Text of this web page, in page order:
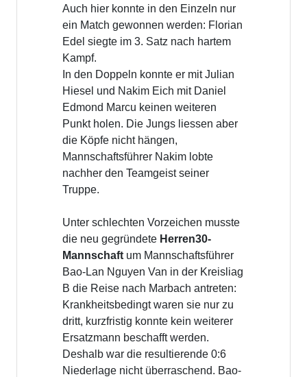
Auch hier konnte in den Einzeln nur
ein Match gewonnen werden: Florian
Edel siegte im 3. Satz nach hartem
Kampf.
In den Doppeln konnte er mit Julian
Hiesel und Nakim Eich mit Daniel
Edmond Marcu keinen weiteren
Punkt holen. Die Jungs liessen aber
die Köpfe nicht hängen,
Mannschaftsführer Nakim lobte
nachher den Teamgeist seiner
Truppe.
Unter schlechten Vorzeichen musste
die neu gegründete Herren30-
Mannschaftum Mannschaftsführer
Bao-Lan Nguyen Van in der Kreisliag
B die Reise nach Marbach antreten:
Krankheitsbedingt waren sie nur zu
dritt, kurzfristig konnte kein weiterer
Ersatzmann beschafft werden.
Deshalb war die resultierende 0:6
Niederlage nicht überraschend. Bao-